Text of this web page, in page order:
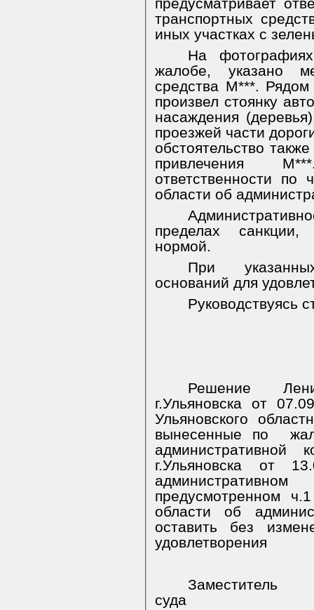
предусматривает
транспортных
иных участках с
На
жалобе, указано
средства М***.
произвел стоянку
насаждения
проезжей части
обстоятельство
привлечения
ответственности по
области об
пределах санкции,
нормой.
При
оснований для
Руководствуясь
Решение
г.Ульяновска от
Ульяновского
вынесенные по
административной
г.Ульяновска от
предусмотренном
области об
оставить без
удовлетворения
Заместитель
суда